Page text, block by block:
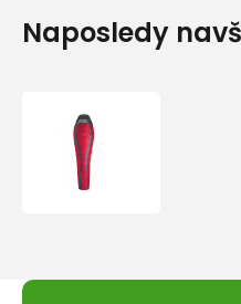
Naposledy